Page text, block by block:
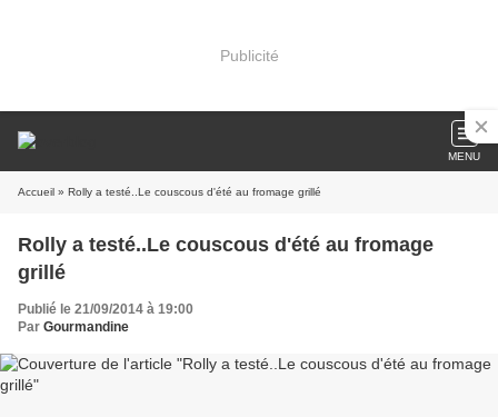
Publicité
MENU
Accueil » Rolly a testé..Le couscous d'été au fromage grillé
Rolly a testé..Le couscous d'été au fromage
grillé
Publié le 21/09/2014 à 19:00
Par Gourmandine